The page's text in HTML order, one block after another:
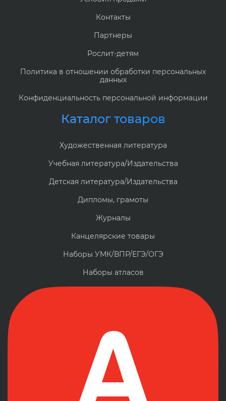
Контакты
Партнеры
Рослит-детям
Политика в отношении обработки персональных
данных
Конфиденциальность персональной информации
Каталог товаров
Художественная литература
Учебная литература/Издательства
Детская литература/Издательства
Дипломы, грамоты
Журналы
Канцелярские товары
Наборы УМК/ВПР/ЕГЭ/ОГЭ
Наборы атласов